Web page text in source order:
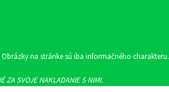
na stránke sú iba informačného charakteru.
ZA SVOJE NAKLADANIE S NIMI.